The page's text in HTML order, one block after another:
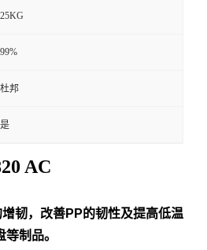
25KG
99%
杜邦
是
AC
韧，改善PP的韧性及提高低温
制品。